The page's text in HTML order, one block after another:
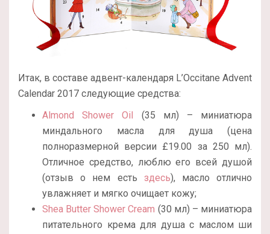
Итак, в составе адвент-календаря L’Occitane Advent
Calendar 2017 следующие средства:
Almond Shower Oil (35 мл) – миниатюра
миндального масла для душа (цена
полноразмерной версии £19.00 за 250 мл).
Отличное средство, люблю его всей душой
(отзыв о нем есть здесь), масло отлично
увлажняет и мягко очищает кожу;
Shea Butter Shower Cream (30 мл) – миниатюра
питательного крема для душа с маслом ши